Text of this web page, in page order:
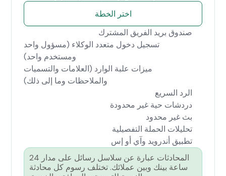
اختر الخطة
صندوق بريد الفريق المشترك
تسجيل دخول متعدد الوكلاء (مسؤول واحد
ومستخدم واحد)
ميزات علبة الوارد (العلامات والتسميات
والملاحظات وما إلى ذلك)
الرد السريع
دردشات حية غير محدودة
بث غير محدود
تحليلات الحملة التفصيلية
تطبيق أندرويد وآي أو إس
المحادثات عبارة عن سلاسل رسائل على مدار 24
ساعة بينك وبين عملائك. تختلف رسوم كل محادثة